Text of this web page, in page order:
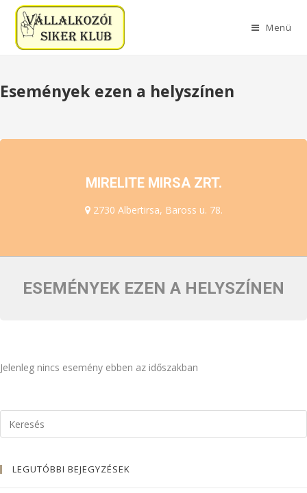
Menü
Események ezen a helyszínen
MIRELITE MIRSA ZRT.
2730 Albertirsa, Baross u. 78.
ESEMÉNYEK EZEN A HELYSZÍNEN
Jelenleg nincs esemény ebben az időszakban
LEGUTÓBBI BEJEGYZÉSEK